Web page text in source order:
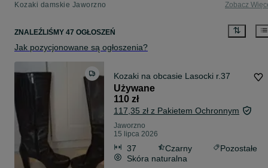
Kozaki damskie Jaworzno Zobacz
ZNALEŹLIŚMY 47 OGŁOSZEŃ
Jak pozycjonowane są ogłoszenia?
Kozaki na obcasie Lasocki r.37
Używane
110 zł
117,35 zł z Pakietem Ochronnym
Jaworzno
15 lipca 2026
37 Czarny
Pozostałe
Skóra naturalna